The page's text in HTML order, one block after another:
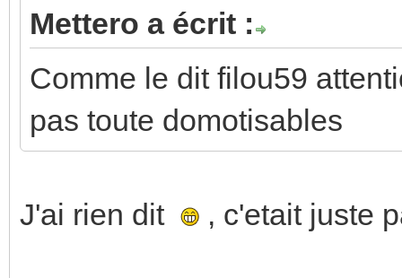
Mettero a écrit :
Comme le dit filou59
pas toute domotisables
J'ai rien dit , c'etait juste